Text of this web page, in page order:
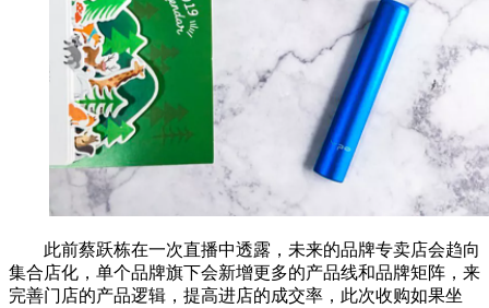
此前蔡跃栋在一次直播中透露，未来的品牌专卖店会趋向
集合店化，单个品牌旗下会新增更多的产品线和品牌矩阵，来
完善门店的产品逻辑，提高进店的成交率，此次收购如果坐